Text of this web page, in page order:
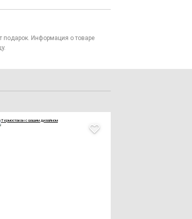
подарок. Информация о товаре